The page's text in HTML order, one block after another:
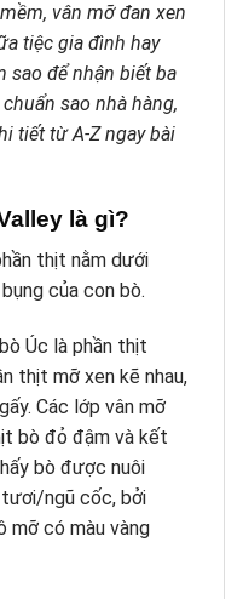
vân mỡ đan xen
tiệc gia đình hay
sao để nhận biết ba
sao nhà hàng,
tiết từ A-Z ngay bài
là gì?
thịt nằm dưới
của con bò.
Úc là phần thịt
thịt mỡ xen kẽ nhau,
Các lớp vân mỡ
bò đỏ đậm và kết
bò được nuôi
ngũ cốc, bởi
mỡ có màu vàng